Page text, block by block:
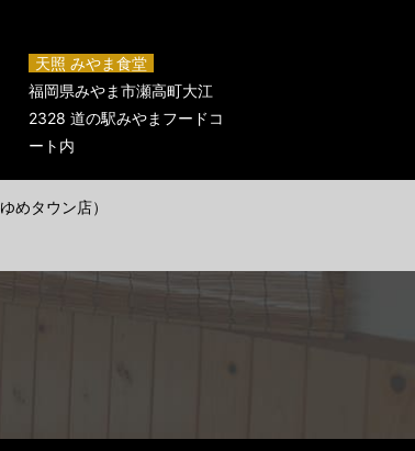
めタウン店）
天照 みやま食堂
福岡県みやま市瀬高町大江
2328 道の駅みやまフードコ
ート内